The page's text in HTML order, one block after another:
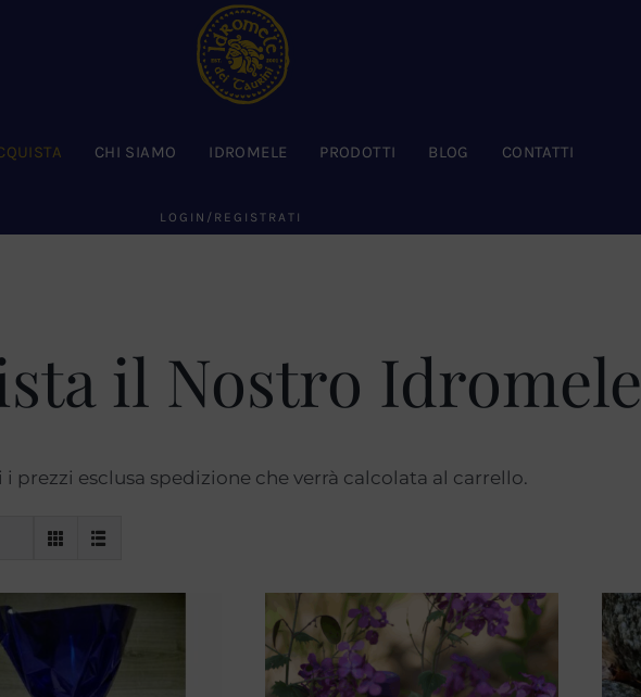
CHI SIAMO IDROMELE PRODOTTI BLOG CONTATTI
LOGIN/REGISTRATI
il Nostro Idromele
i prezzi esclusa spedizione che verrà calcolata al carrello.